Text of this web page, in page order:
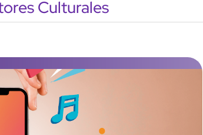
Culturales